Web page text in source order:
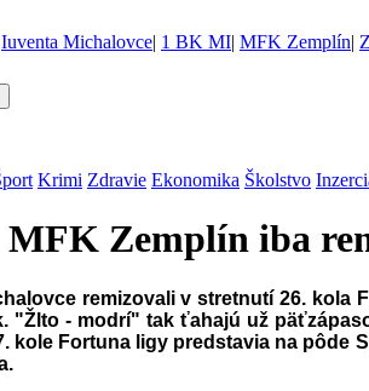
Iuventa Michalovce| 1 BK MI| MFK Zemplín|
Krimi Zdravie Ekonomika Školstvo
MFK Zemplín iba
remizovali v stretnutí 26.
"Žlto - modrí" tak ťahajú už
kole Fortuna ligy predstavia na pôde